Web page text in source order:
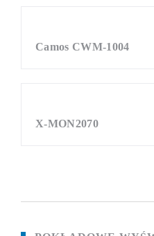
Camos CWM-1004
X-MON2070